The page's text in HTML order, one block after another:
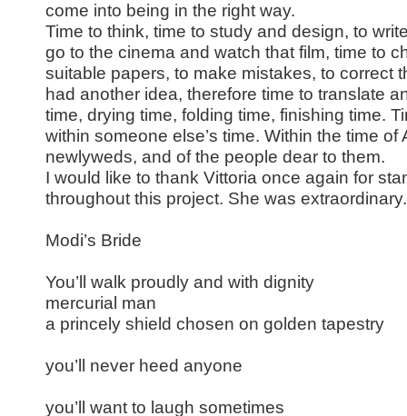
come into being in the right way.
Time to think, time to study and design, to
go to the cinema and watch that film, time to
suitable papers, to make mistakes, to correct
had another idea, therefore time to translate
time, drying time, folding time, finishing time.
within someone else’s time. Within the time of
newlyweds, and of the people dear to them.
I would like to thank Vittoria once again for
throughout this project. She was extraordinary.
Modi’s Bride
You’ll walk proudly and with dignity
mercurial man
a princely shield chosen on golden tapestry
you’ll never heed anyone
you’ll want to laugh sometimes